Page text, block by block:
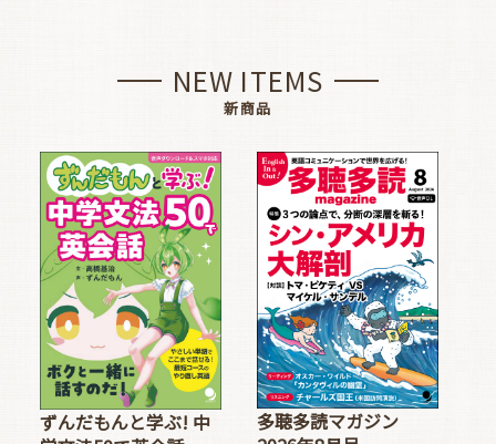
NEW ITEMS
新商品
ずんだもんと学ぶ! 中
多聴多読マガジン